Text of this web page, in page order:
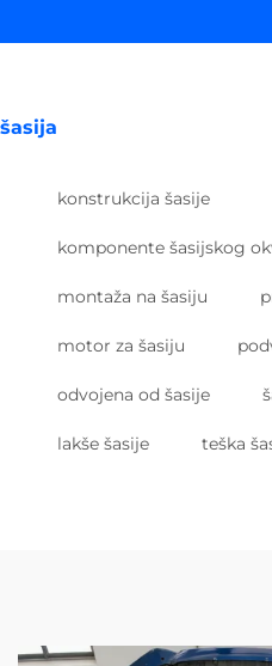
šasija
konstrukcija šasije
komponente šasijskog
montaža na šasiju
motor za šasiju
odvojena od šasije
lakše šasije teška